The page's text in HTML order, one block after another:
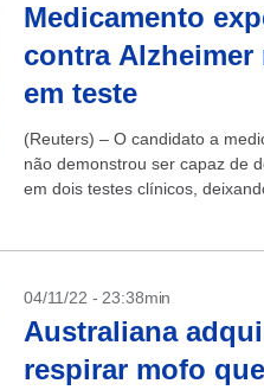
Medicamento
contra
em teste
(Reuters) – O candidato a
não demonstrou ser capaz de
em dois testes clínicos,
04/11/22 - 23:38min
Australiana
respirar mofo